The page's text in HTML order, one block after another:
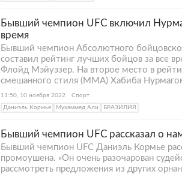
Бывший чемпион UFC включил
время
Бывший чемпион Абсолютного
составил рейтинг лучших бойцов за все
Флойд Мэйуэзер. На второе место в
смешанного стиля (MMA) Хабиба
11:50, 10 ноября 2022
Спорт
Даниэль Кормье
Мухаммед Али БРАЗИЛИЯ
Бывший чемпион UFC рассказал о
Бывший чемпион UFC Даниэль Кормье
промоушена. «Он очень разочарован
рассмотреть предложения из других